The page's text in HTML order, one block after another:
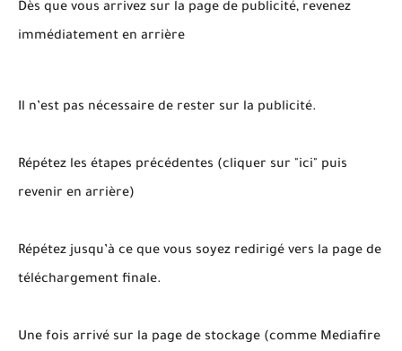
Dès que vous arrivez sur la page de publicité, revenez
immédiatement en arrière
Il n’est pas nécessaire de rester sur la publicité.
Répétez les étapes précédentes (cliquer sur "ici" puis
revenir en arrière)
Répétez jusqu’à ce que vous soyez redirigé vers la page de
téléchargement finale.
Une fois arrivé sur la page de stockage (comme Mediafire